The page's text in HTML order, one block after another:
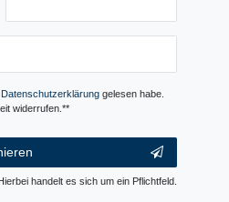
Daten­schutz­erklärunggelesen habe.
widerrufen.**
handelt es sich um ein Pflichtfeld.